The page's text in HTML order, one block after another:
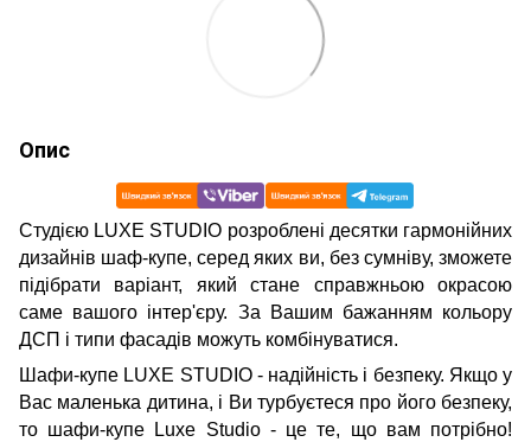
Опис
Студією LUXE STUDIO розроблені десятки гармонійних
дизайнів шаф-купе, серед яких ви, без сумніву, зможете
підібрати варіант, який стане справжньою окрасою
саме вашого інтер'єру. За Вашим бажанням кольору
ДСП і типи фасадів можуть комбінуватися.
Шафи-купе LUXE STUDIO - надійність і безпеку. Якщо у
Вас маленька дитина, і Ви турбуєтеся про його безпеку,
то шафи-купе Luxe Studio - це те, що вам потрібно!